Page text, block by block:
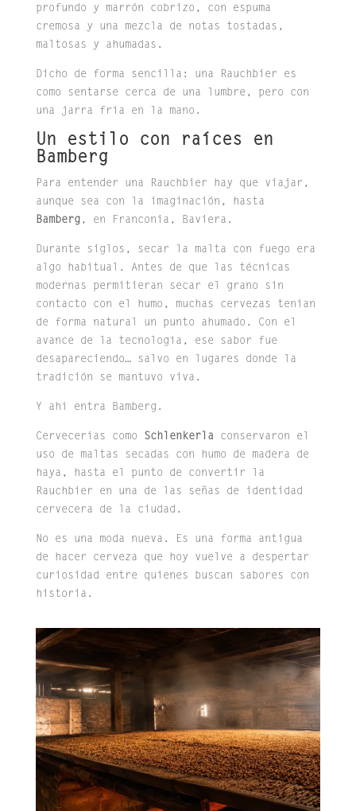
profundo y marrón cobrizo, con espuma
cremosa y una mezcla de notas tostadas,
maltosas y ahumadas.
Dicho de forma sencilla: una Rauchbier es
como sentarse cerca de una lumbre, pero con
una jarra fría en la mano.
Un estilo con raíces en
Bamberg
Para entender una Rauchbier hay que viajar,
aunque sea con la imaginación, hasta
Bamberg, en Franconia, Baviera.
Durante siglos, secar la malta con fuego era
algo habitual. Antes de que las técnicas
modernas permitieran secar el grano sin
contacto con el humo, muchas cervezas tenían
de forma natural un punto ahumado. Con el
avance de la tecnología, ese sabor fue
desapareciendo… salvo en lugares donde la
tradición se mantuvo viva.
Y ahí entra Bamberg.
Cervecerías como Schlenkerla conservaron el
uso de maltas secadas con humo de madera de
haya, hasta el punto de convertir la
Rauchbier en una de las señas de identidad
cervecera de la ciudad.
No es una moda nueva. Es una forma antigua
de hacer cerveza que hoy vuelve a despertar
curiosidad entre quienes buscan sabores con
historia.